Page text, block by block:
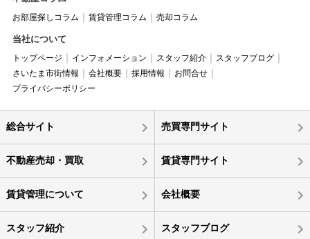
お部屋探しコラム 賃貸管理コラム 売却コラム
当社について
トップページ インフォメーション スタッフ紹介
スタッフブログ
さいたま市街情報
会社概要 採用情報
お問合せ
プライバシーポリシー
総合サイト 売買専門サイト
不動産売却・買取 賃貸専門サイト
賃貸管理について 会社概要
スタッフ紹介 スタッフブログ